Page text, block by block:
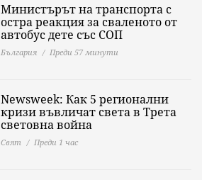
Министърът на транспорта с
остра реакция за сваленото от
автобус дете със СОП
България Преди 57 минути
Newsweek: Как 5 регионални
кризи въвличат света в Трета
световна война
Свят Преди 1 час